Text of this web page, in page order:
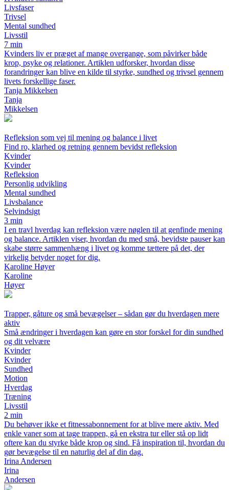
Livsfaser
Trivsel
Mental sundhed
Livsstil
7 min
Kvinders liv er præget af mange overgange, som påvirker både
krop, psyke og relationer. Artiklen udforsker, hvordan disse
forandringer kan blive en kilde til styrke, sundhed og trivsel gennem
livets forskellige faser.
Tanja Mikkelsen
Tanja
Mikkelsen
Refleksion som vej til mening og balance i livet
Find ro, klarhed og retning gennem bevidst refleksion
Kvinder
Kvinder
Refleksion
Personlig udvikling
Mental sundhed
Livsbalance
Selvindsigt
3 min
I en travl hverdag kan refleksion være nøglen til at genfinde mening
og balance. Artiklen viser, hvordan du med små, bevidste pauser kan
skabe større sammenhæng i livet og komme tættere på det, der
virkelig betyder noget for dig.
Karoline Høyer
Karoline
Høyer
Trapper, gåture og små bevægelser – sådan gør du hverdagen mere
aktiv
Små ændringer i hverdagen kan gøre en stor forskel for din sundhed
og dit velvære
Kvinder
Kvinder
Sundhed
Motion
Hverdag
Træning
Livsstil
2 min
Du behøver ikke et fitnessabonnement for at blive mere aktiv. Med
enkle vaner som at tage trappen, gå en ekstra tur eller stå op lidt
oftere kan du styrke både krop og sind. Få inspiration til, hvordan du
gør bevægelse til en naturlig del af din dag.
Irina Andersen
Irina
Andersen